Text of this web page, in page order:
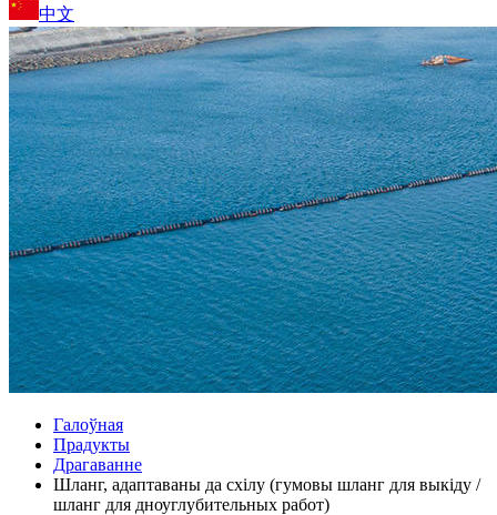
中文
Галоўная
Прадукты
Драгаванне
Шланг, адаптаваны да схілу (гумовы шланг для выкіду /
шланг для дноуглубительных работ)